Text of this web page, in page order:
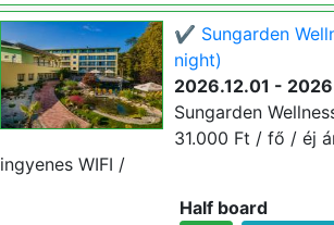
✔️ Sungarden
night)
2026.12.01 -
Sungarden
31.000 Ft / fő / éj
ingyenes WIFI /
Half board